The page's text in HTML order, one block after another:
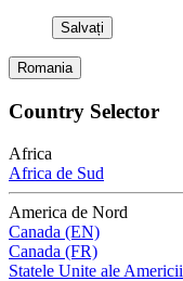
Salvați
Romania
Country Selector
Africa
Africa de Sud
America de Nord
Canada (EN)
Canada (FR)
Statele Unite ale Americii